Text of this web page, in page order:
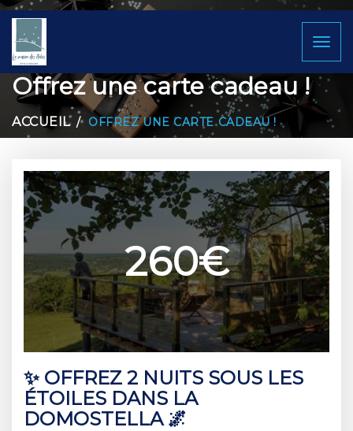
Offrez une carte cadeau !
ACCUEIL OFFREZ UNE CARTE CADEAU !
260€
✨ OFFREZ 2 NUITS SOUS LES
ÉTOILES DANS LA
DOMOSTELLA 🌌